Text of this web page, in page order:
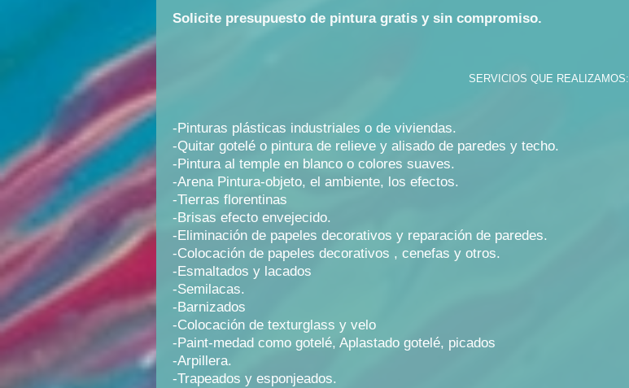
Solicite presupuesto de pintura gratis y sin compromiso.
SERVICIOS QUE REALIZAMOS:
-Pinturas plásticas industriales o de viviendas.
-Quitar gotelé o pintura de relieve y alisado de paredes y techo.
-Pintura al temple en blanco o colores suaves.
-Arena Pintura-objeto, el ambiente, los efectos.
-Tierras florentinas
-Brisas efecto envejecido.
-Eliminación de papeles decorativos y reparación de paredes.
-Colocación de papeles decorativos , cenefas y otros.
-Esmaltados y lacados
-Semilacas.
-Barnizados
-Colocación de texturglass y velo
-Paint-medad como gotelé, Aplastado gotelé, picados
-Arpillera.
-Trapeados y esponjeados.